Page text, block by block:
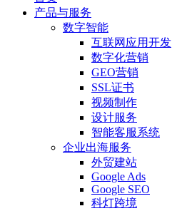
产品与服务
数字智能
互联网应用开发
数字化营销
GEO营销
SSL证书
视频制作
设计服务
智能客服系统
企业出海服务
外贸建站
Google Ads
Google SEO
科灯跨境